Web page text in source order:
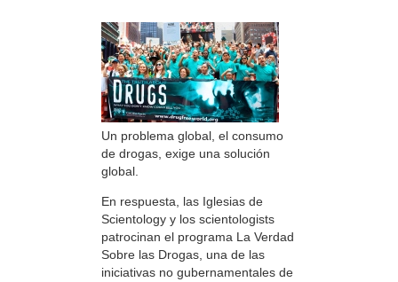
Un problema global, el consumo
de drogas, exige una solución
global.
En respuesta, las Iglesias de
Scientology y los scientologists
patrocinan el programa La Verdad
Sobre las Drogas, una de las
iniciativas no gubernamentales de